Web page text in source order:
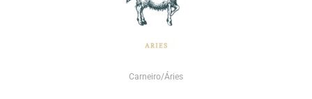
Carneiro/Áries